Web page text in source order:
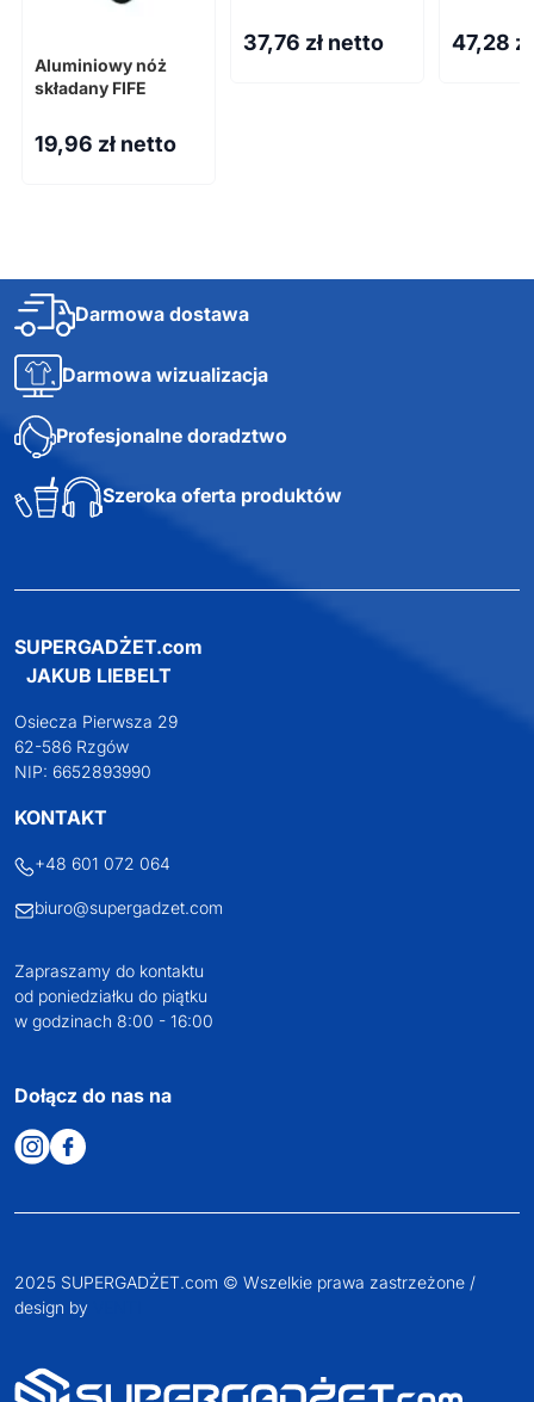
Aluminiowy nóż
składany FIFE
19,96 zł netto
37,76 zł netto 47,28
Darmowa dostawa
Darmowa wizualizacja
Profesjonalne doradztwo
Szeroka oferta produktów
SUPERGADŻET.com
JAKUB LIEBELT
Osiecza Pierwsza 29
62-586 Rzgów
NIP: 6652893990
KONTAKT
+48 601 072 064
biuro@supergadzet.com
Zapraszamy do kontaktu
od poniedziałku do piątku
w godzinach 8:00 - 16:00
Dołącz do nas na
2025 SUPERGADŻET.com © Wszelkie prawa zastrzeżone /
design by